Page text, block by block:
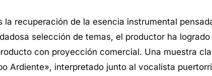
la recuperación de la esencia instrumental
selección de temas, el productor ha
con proyección comercial. Una muestra
Ardiente», interpretado junto al vocalista